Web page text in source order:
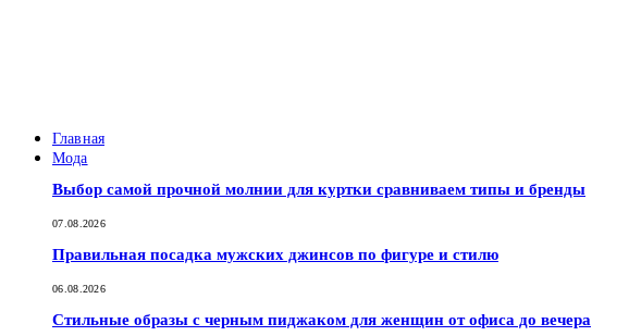
Главная
Мода
Выбор самой прочной молнии для куртки сравниваем типы и бренды
07.08.2026
Правильная посадка мужских джинсов по фигуре и стилю
06.08.2026
Стильные образы с черным пиджаком для женщин от офиса до вечера